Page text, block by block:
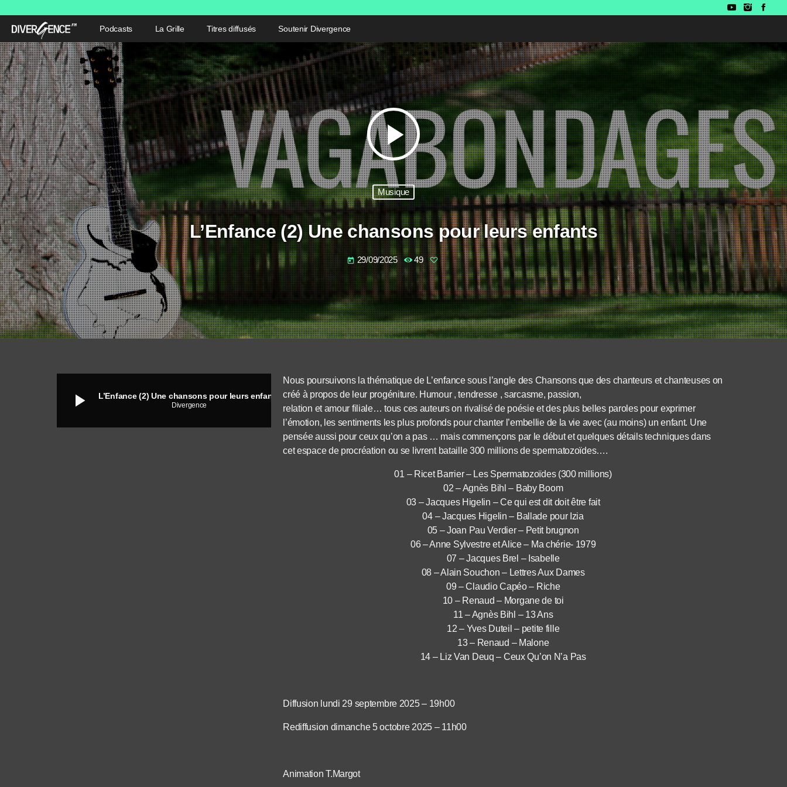
Podcasts La Grille Titres diffusés Soutenir Divergence
play_arrow
Musique
L’Enfance (2) Une chansons pour leurs enfants
today 29/09/2025 49
play_arrow L’Enfance (2) Une chansons pour leurs enfants
Divergence
Nous poursuivons la thématique de L’enfance sous l’angle des Chansons que des chanteurs et chanteuses on
créé à propos de leur progéniture. Humour , tendresse , sarcasme, passion,
relation et amour filiale… tous ces auteurs on rivalisé de poésie et des plus belles paroles pour exprimer
l’émotion, les sentiments les plus profonds pour chanter l’embellie de la vie avec (au moins) un enfant. Une
pensée aussi pour ceux qu’on a pas … mais commençons par le début et quelques détails techniques dans
cet espace de procréation ou se livrent bataille 300 millions de spermatozoïdes….
01 – Ricet Barrier – Les Spermatozoïdes (300 millions)
02 – Agnès Bihl – Baby Boom
03 – Jacques Higelin – Ce qui est dit doit être fait
04 – Jacques Higelin – Ballade pour Izia
05 – Joan Pau Verdier – Petit brugnon
06 – Anne Sylvestre et Alice – Ma chérie- 1979
07 – Jacques Brel – Isabelle
08 – Alain Souchon – Lettres Aux Dames
09 – Claudio Capéo – Riche
10 – Renaud – Morgane de toi
11 – Agnès Bihl – 13 Ans
12 – Yves Duteil – petite fille
13 – Renaud – Malone
14 – Liz Van Deuq – Ceux Qu’on N’a Pas
Diffusion lundi 29 septembre 2025 – 19h00
Rediffusion dimanche 5 octobre 2025 – 11h00
Animation T.Margot